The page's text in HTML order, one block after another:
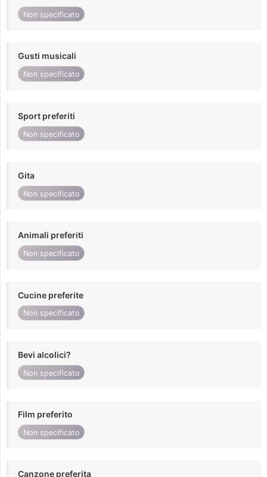
Non specificato
Gusti musicali
Non specificato
Sport preferiti
Non specificato
Gita
Non specificato
Animali preferiti
Non specificato
Cucine preferite
Non specificato
Bevi alcolici?
Non specificato
Film preferito
Non specificato
Canzone preferita